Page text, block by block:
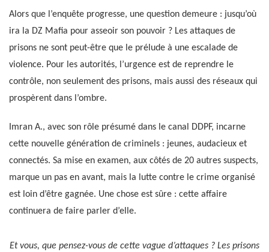
Alors que l’enquête progresse, une question demeure : jusqu’où
ira la DZ Mafia pour asseoir son pouvoir ? Les attaques de
prisons ne sont peut-être que le prélude à une escalade de
violence. Pour les autorités, l’urgence est de reprendre le
contrôle, non seulement des prisons, mais aussi des réseaux qui
prospèrent dans l’ombre.
Imran A., avec son rôle présumé dans le canal DDPF, incarne
cette nouvelle génération de criminels : jeunes, audacieux et
connectés. Sa mise en examen, aux côtés de 20 autres suspects,
marque un pas en avant, mais la lutte contre le crime organisé
est loin d’être gagnée. Une chose est sûre : cette affaire
continuera de faire parler d’elle.
Et vous, que pensez-vous de cette vague d’attaques ? Les prisons